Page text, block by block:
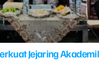
Jejaring